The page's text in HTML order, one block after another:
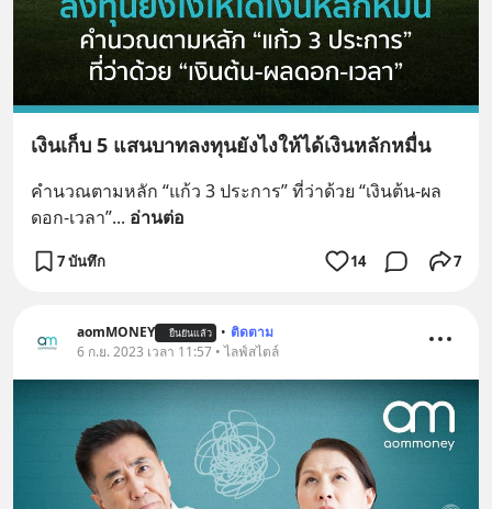
เงินเก็บ 5 แสนบาทลงทุนยังไงให้ได้เงินหลักหมื่น
คำนวณตามหลัก “แก้ว 3 ประการ” ที่ว่าด้วย “เงินต้น-ผล
ดอก-เวลา”... อ่านต่อ
7 บันทึก 14 7
aomMONEY ยืนยันแล้ว • ติดตาม
6 ก.ย. 2023 เวลา 11:57 • ไลฟ์สไตล์